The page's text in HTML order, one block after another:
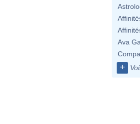
Ava
+